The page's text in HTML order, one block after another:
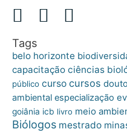
Tags
belo horizonte
capacitação ciências
público curso cursos
ambiental especialização
goiânia icb livro meio
Biólogos mestrado